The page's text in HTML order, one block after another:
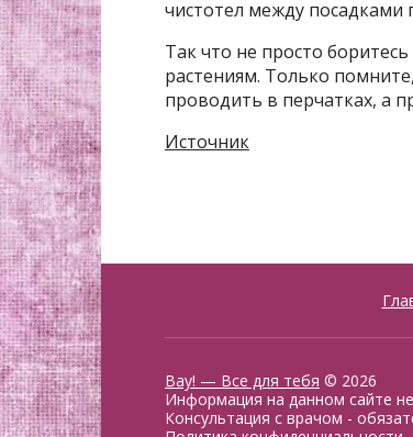
чистотел между посадками
Так что не просто
растениям. Только
проводить в перчатках, а
Источник
Вау! — Все для тебя © 2026
Информация на данном сайте
Консультация с врачом -